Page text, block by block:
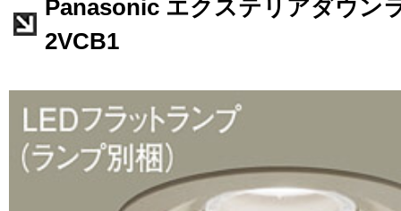
Panasonic エクステリアダウン
2VCB1